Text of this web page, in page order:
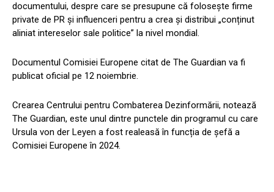
documentului, despre care se presupune că folosește firme
private de PR și influenceri pentru a crea și distribui „conținut
aliniat intereselor sale politice” la nivel mondial.
Documentul Comisiei Europene citat de The Guardian va fi
publicat oficial pe 12 noiembrie.
Crearea Centrului pentru Combaterea Dezinformării, notează
The Guardian, este unul dintre punctele din programul cu care
Ursula von der Leyen a fost realeasă în funcția de șefă a
Comisiei Europene în 2024.